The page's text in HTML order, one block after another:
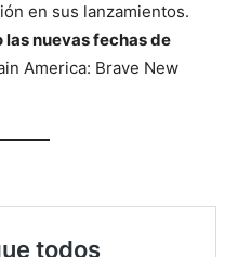
en sus lanzamientos.
las nuevas fechas de
America: Brave New